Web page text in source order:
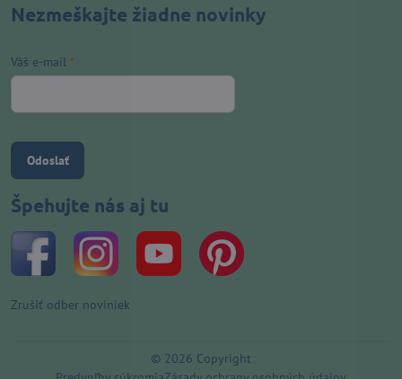
Nezmeškajte žiadne novinky
Váš e-mail *
Odoslať
Špehujte nás aj tu
Zrušiť odber noviniek
© 2026 Copyright